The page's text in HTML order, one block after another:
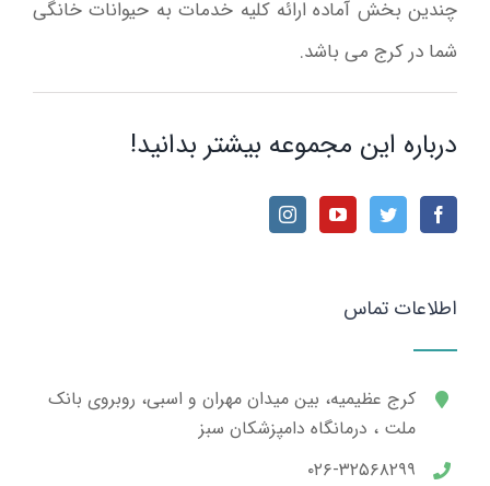
چندین بخش آماده ارائه کلیه خدمات به حیوانات خانگی
شما در کرج می باشد.
درباره این مجموعه بیشتر بدانید!
اطلاعات تماس
کرج عظیمیه، بین میدان مهران و اسبی، روبروی بانک
ملت ، درمانگاه دامپزشکان سبز
۰۲۶-۳۲۵۶۸۲۹۹